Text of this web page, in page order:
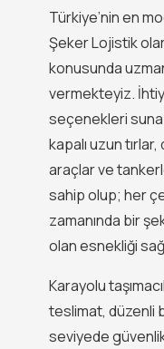
Türkiye’nin en
Şeker Lojistik
konusunda
vermekteyiz.
seçenekleri
kapalı uzun
araçlar ve
sahip olup; her
zamanında bir
olan esnekliği
Karayolu
teslimat, düzenli
seviyede